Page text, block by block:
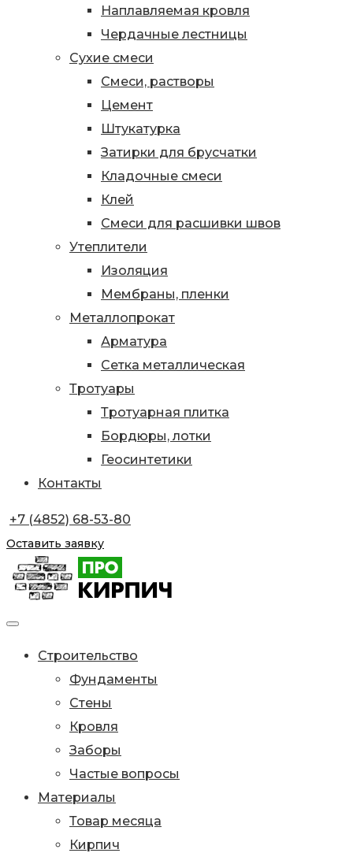
Наплавляемая кровля
Чердачные лестницы
Сухие смеси
Смеси, растворы
Цемент
Штукатурка
Затирки для брусчатки
Кладочные смеси
Клей
Смеси для расшивки швов
Утеплители
Изоляция
Мембраны, пленки
Металлопрокат
Арматура
Сетка металлическая
Тротуары
Тротуарная плитка
Бордюры, лотки
Геосинтетики
Контакты
+7 (4852) 68-53-80
Оставить заявку
Строительство
Фундаменты
Стены
Кровля
Заборы
Частые вопросы
Материалы
Товар месяца
Кирпич